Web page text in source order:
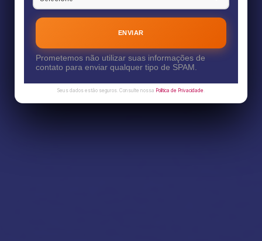
ENVIAR
Prometemos não utilizar suas informações de
contato para enviar qualquer tipo de SPAM.
Seus dados estão seguros. Consulte nossa Política de Privacidade .